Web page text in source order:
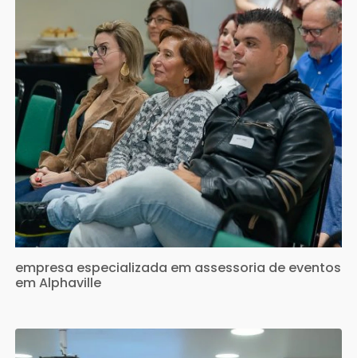
empresa especializada em assessoria de eventos
em Alphaville